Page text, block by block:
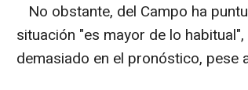
No obstante, del Campo ha
situación "es mayor de lo
demasiado en el pronóstico, pese